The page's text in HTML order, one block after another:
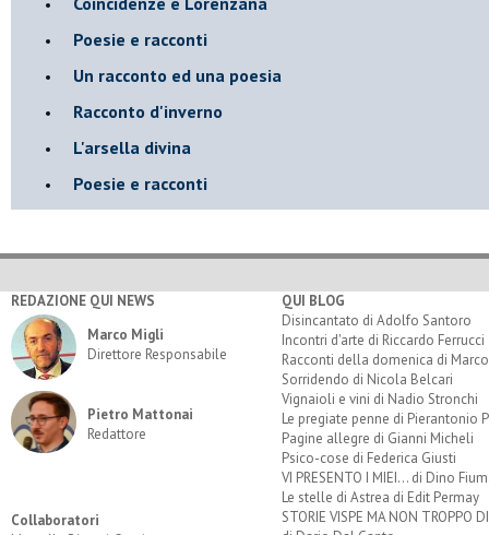
Poesie e racconti
Un racconto ed una poesia
Racconto d'inverno
​L'arsella divina
Poesie e racconti
REDAZIONE QUI NEWS
Marco Migli
Direttore Responsabile
Pietro Mattonai
Redattore
Collaboratori
QUI BLOG
Disincantato di Adolfo Santoro
Incontri d'arte di Riccardo Ferrucci
Racconti della domenica di
Sorridendo di Nicola Belcari
Vignaioli e vini di Nadio Stronchi
Le pregiate penne di Pierantonio
Pagine allegre di Gianni Micheli
Psico-cose di Federica Giusti
VI PRESENTO I MIEI... di Dino
Le stelle di Astrea di Edit Permay
STORIE VISPE MA NON TROPPO